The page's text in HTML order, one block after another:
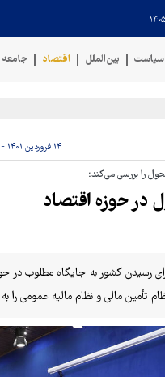
سیاست بین‌الملل اقتصاد جامعه
۱۴ فروردین ۱۴۰۱ - ۰۹:۰۳
را بررسی می‌کند؛
حوزه اقتصاد
رسیدن کشور به جایگاه مطلوب
تأمین مالی و نظام مالیه عمومی